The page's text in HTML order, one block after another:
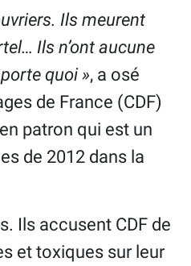
Ils meurent
Ils n’ont aucune
quoi », a osé
de France (CDF)
patron qui est un
de 2012 dans la
Ils accusent CDF de
et toxiques sur leur